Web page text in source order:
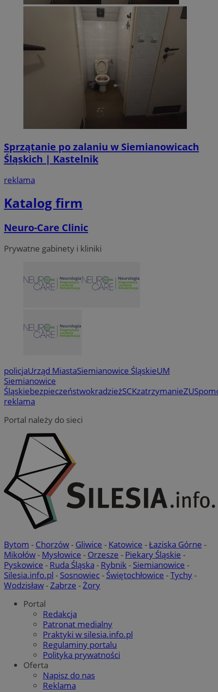
Sprzątanie po zalaniu w Siemianowicach
Śląskich | Kastelnik
reklama
Katalog firm
Neuro-Care Clinic
Prywatne gabinety i kliniki
policjaUrząd MiastaSiemianowice ŚląskieUM
Siemianowice
ŚląskiebezpieczeństwokradzieżSCKzatrzymanieZUS
reklama
Portal należy do sieci
Bytom - Chorzów- Gliwice - Katowice -Łaziska Górne -
Mikołów- Mysłowice - Orzesze - Piekary Śląskie -
Pyskowice - Ruda Śląska - Rybnik- Siemianowice -
Silesia.info.pl - Sosnowiec- Świętochłowice -Tychy-
Wodzisław-Zabrze -Żory
Portal
Redakcja
Patronat medialny
Praktyki w silesia.info.pl
Regulaminy portalu
Polityka prywatności
Oferta
Napisz do nas
Reklama